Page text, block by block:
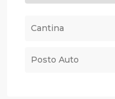
Cantina
Posto Auto